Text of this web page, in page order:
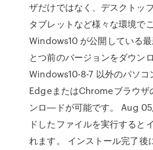
ザだけではなく、デスクトッ
タブレットなど様々な環境で
Windows10 が公開している
とつ前のバージョンをダウン
Windows10-8-7 以外のパソコ
EdgeまたはChromeブラウザ
ンロ―ドが可能です。 Aug
ドしたファイルを実行すると
れます。 インストール完了後